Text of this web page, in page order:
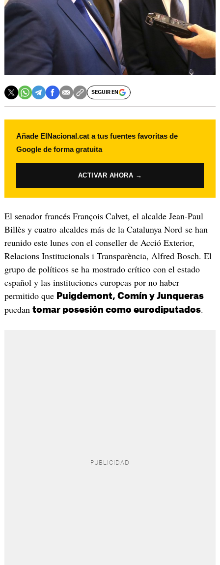
SEGUIR EN
Añade ElNacional.cat a tus fuentes favoritas de
Google de forma gratuita
ACTIVAR AHORA →
El senador francés François Calvet, el alcalde Jean-Paul
Billès y cuatro alcaldes más de la Catalunya Nord se han
reunido este lunes con el conseller de Acció Exterior,
Relacions Institucionals i Transparència, Alfred Bosch. El
grupo de políticos se ha mostrado crítico con el estado
español y las instituciones europeas por no haber
permitido que Puigdemont, Comín y Junqueras
puedan tomar posesión como eurodiputados.